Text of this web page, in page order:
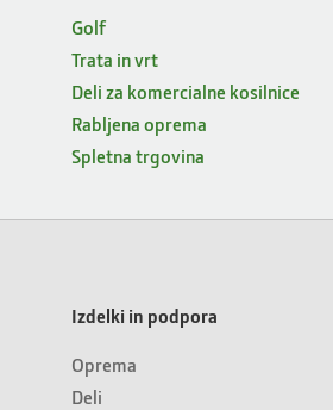
Golf
Trata in vrt
Deli za komercialne kosilnice
Rabljena oprema
Spletna trgovina
Izdelki in podpora
Oprema
Deli